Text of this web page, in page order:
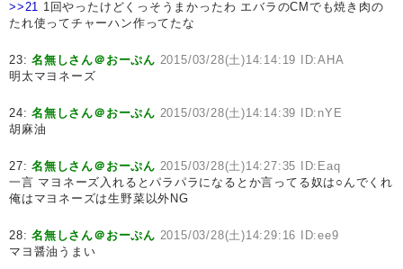
>>21 1回やったけどくっそうまかったわ エバラのCMでも焼き肉の
たれ使ってチャーハン作ってたな
23:名無しさん＠おーぷん 2015/03/28(土)14:14:19 ID:AHA
明太マヨネーズ
24:名無しさん＠おーぷん 2015/03/28(土)14:14:39 ID:nYE
胡麻油
27:名無しさん＠おーぷん 2015/03/28(土)14:27:35 ID:Eaq
一言 マヨネーズ入れるとパラパラになるとか言ってる奴は○んでくれ
俺はマヨネーズは生野菜以外NG
28:名無しさん＠おーぷん 2015/03/28(土)14:29:16 ID:ee9
マヨ醤油うまい